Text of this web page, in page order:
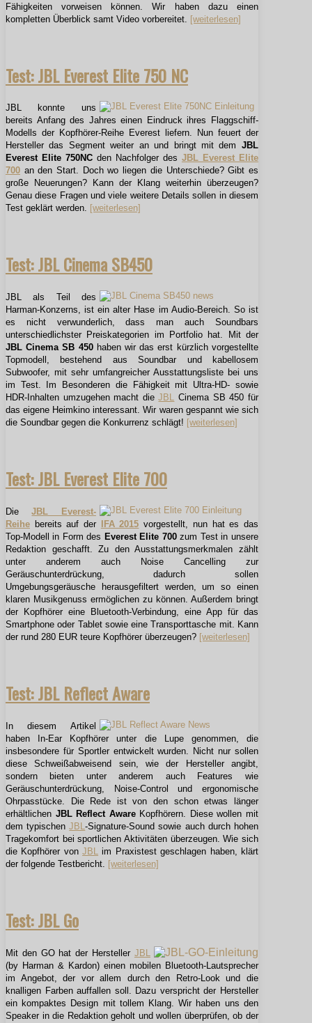
Fähigkeiten vorweisen können. Wir haben dazu einen
kompletten Überblick samt Video vorbereitet. [weiterlesen]
Test: JBL Everest Elite 750 NC
JBL konnte uns
bereits Anfang des Jahres einen Eindruck ihres Flaggschiff-
Modells der Kopfhörer-Reihe Everest liefern. Nun feuert der
Hersteller das Segment weiter an und bringt mit dem JBL
Everest Elite 750NCden Nachfolger des JBL Everest Elite
700 an den Start. Doch wo liegen die Unterschiede? Gibt es
große Neuerungen? Kann der Klang weiterhin überzeugen?
Genau diese Fragen und viele weitere Details sollen in diesem
Test geklärt werden. [weiterlesen]
Test: JBL Cinema SB450
JBL als Teil des
Harman-Konzerns, ist ein alter Hase im Audio-Bereich. So ist
es nicht verwunderlich, dass man auch Soundbars
unterschiedlichster Preiskategorien im Portfolio hat. Mit der
JBLCinema SB 450haben wir das erst kürzlich vorgestellte
Topmodell, bestehend aus Soundbar und kabellosem
Subwoofer, mit sehr umfangreicher Ausstattungsliste bei uns
im Test. Im Besonderen die Fähigkeit mit Ultra-HD- sowie
HDR-Inhalten umzugehen macht dieJBL Cinema SB 450 für
das eigene Heimkino interessant. Wir waren gespannt wie sich
die Soundbar gegen die Konkurrenz schlägt! [weiterlesen]
Test: JBL Everest Elite 700
DieJBL Everest-
Reihe bereits auf der IFA 2015 vorgestellt, nun hat es das
Top-Modell in Form des Everest Elite 700zum Test in unsere
Redaktion geschafft. Zu den Ausstattungsmerkmalen zählt
unter anderem auch Noise Cancelling zur
Geräuschunterdrückung, dadurch sollen
Umgebungsgeräusche herausgefiltert werden, um so einen
klaren Musikgenuss ermöglichen zu können. Außerdem bringt
der Kopfhörer eine Bluetooth-Verbindung, eine App für das
Smartphone oder Tablet sowie eine Transporttasche mit. Kann
der rund 280 EUR teure Kopfhörer überzeugen? [weiterlesen]
Test: JBL Reflect Aware
In diesem Artikel
haben In-Ear Kopfhörer unter die Lupe genommen, die
insbesondere für Sportler entwickelt wurden. Nicht nur sollen
diese Schweißabweisend sein, wie der Hersteller angibt,
sondern bieten unter anderem auch Features wie
Geräuschunterdrückung, Noise-Control und ergonomische
Ohrpasstücke. Die Rede ist von den schon etwas länger
erhältlichen JBL Reflect AwareKopfhörern. Diese wollen mit
dem typischenJBL-Signature-Sound sowie auch durch hohen
Tragekomfort bei sportlichen Aktivitäten überzeugen. Wie sich
die Kopfhörer vonJBL
im Praxistest geschlagen haben, klärt
der folgende Testbericht.
[weiterlesen]
Test: JBL Go
Mit den GO hat der Hersteller JBL
(by Harman & Kardon) einen mobilen Bluetooth-Lautsprecher
im Angebot, der vor allem durch den Retro-Look und die
knalligen Farben auffallen soll. Dazu verspricht der Hersteller
ein kompaktes Design mit tollem Klang. Wir haben uns den
Speaker in die Redaktion geholt und wollen überprüfen, ob der